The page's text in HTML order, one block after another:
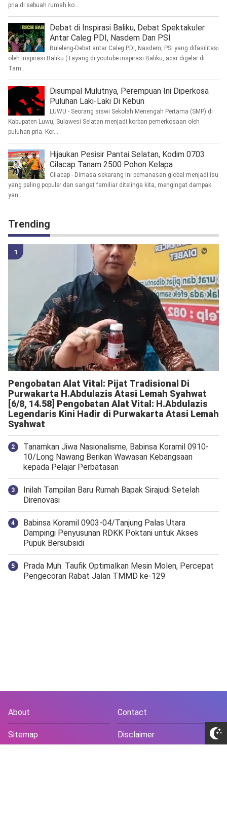
pria di sebuah rumah ko...
Debat di Inspirasi Baliku, Debat Spektakuler
Antar Caleg PDI, Nasdem Dan PSI
Buleleng-Debat antar Caleg PDI, Nasdem, PSI yang difasilitasi
oleh Inspirasi Baliku (Tayang di youtube inspirasi Baliku, acar digelar di
Tam...
Disumpal Mulutnya, Perempuan Ini Diperkosa
Puluhan Laki-Laki Di Kebun
LUWU - Seorang siswi Sekolah Menengah Pertama (SMP) di
Kabupaten Luwu, Sulawesi Selatan menjadi korban pemerkosaan oleh
puluhan pria. Kor...
Hijaukan Pesisir Pantai Selatan, Kodim 0703
Cilacap Tanam 2500 Pohon Kelapa
Cilacap - Dimasa sekarang ini pemanasan global menjadi isu
yang paling populer dan sangat familiar ditelinga kita, mengingat dampak
yan...
Trending
Pengobatan Alat Vital: Pijat Tradisional Di
Purwakarta H.Abdulazis Atasi Lemah Syahwat
[6/8, 14.58] Pengobatan Alat Vital: H.Abdulazis
Legendaris Kini Hadir di Purwakarta Atasi Lemah
Syahwat
Tanamkan Jiwa Nasionalisme, Babinsa Koramil 0910-
10/Long Nawang Berikan Wawasan Kebangsaan
kepada Pelajar Perbatasan
Inilah Tampilan Baru Rumah Bapak Sirajudi Setelah
Direnovasi
‎Babinsa Koramil 0903-04/Tanjung Palas Utara
Dampingi Penyusunan RDKK Poktani untuk Akses
Pupuk Bersubsidi
Prada Muh. Taufik Optimalkan Mesin Molen, Percepat
Pengecoran Rabat Jalan TMMD ke-129
About Contact
Sitemap Disclaimer